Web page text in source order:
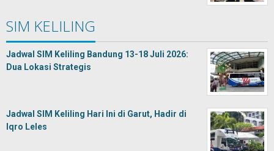
SIM KELILING
Jadwal SIM Keliling Bandung 13-18 Juli 2026:
Dua Lokasi Strategis
Jadwal SIM Keliling Hari Ini di Garut, Hadir di
Iqro Leles